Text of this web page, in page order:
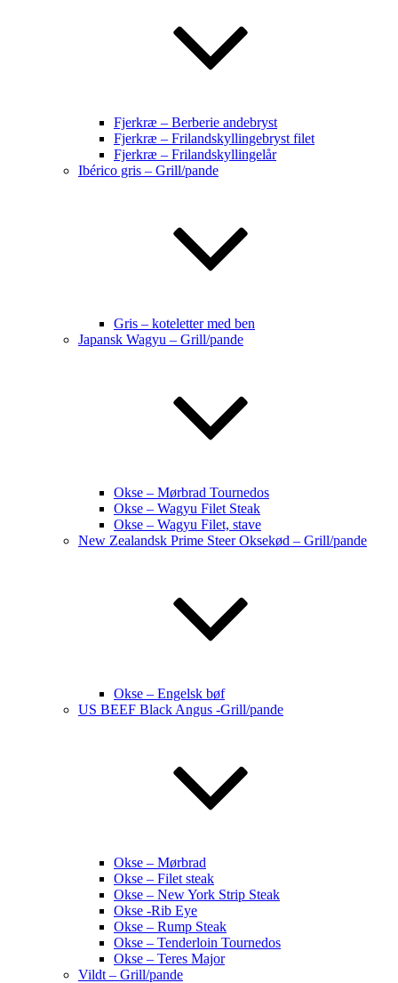
Fjerkræ – Berberie andebryst
Fjerkræ – Frilandskyllingebryst filet
Fjerkræ – Frilandskyllingelår
Ibérico gris – Grill/pande
Gris – koteletter med ben
Japansk Wagyu – Grill/pande
Okse – Mørbrad Tournedos
Okse – Wagyu Filet Steak
Okse – Wagyu Filet, stave
New Zealandsk Prime Steer Oksekød – Grill/pande
Okse – Engelsk bøf
US BEEF Black Angus -Grill/pande
Okse – Mørbrad
Okse – Filet steak
Okse – New York Strip Steak
Okse -Rib Eye
Okse – Rump Steak
Okse – Tenderloin Tournedos
Okse – Teres Major
Vildt – Grill/pande